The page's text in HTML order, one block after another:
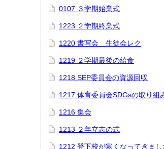
0107 ３学期始業式
1223 ２学期終業式
1220 書写会 生徒会レク
1219 ２学期最後の給食
1218 SEP委員会の資源回収
1217 体育委員会SDGsの取り組
1216 集会
1213 ２年立志の式
1212 登下校が寒くなってきまし